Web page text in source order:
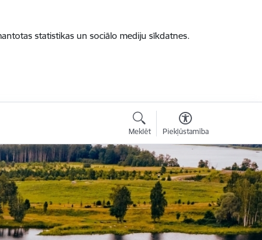
statistikas un sociālo mediju sīkdatnes.
Meklēt Piekļūstamība